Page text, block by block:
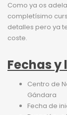
Como ya os
completísimo
detalles pero ya
coste.
Fechas y
Centro de
Gándara
Fecha de